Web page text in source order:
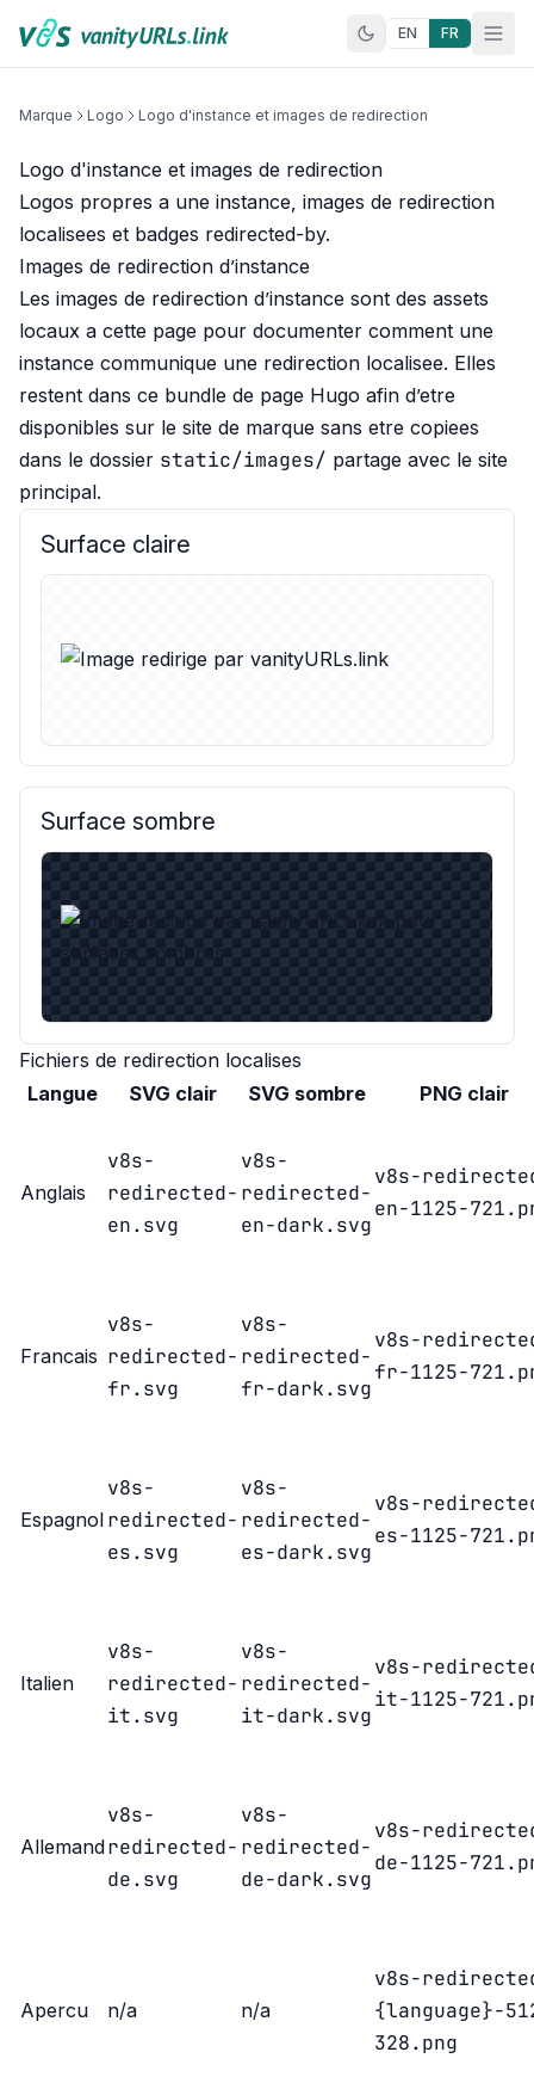
Aller au contenu
EN FR
Marque Logo Logo d'instance et images de redirection
Logo d'instance et images de redirection
Logos propres a une instance, images de redirection
localisees et badges redirected-by.
Images de redirection d’instance
Les images de redirection d’instance sont des assets
locaux a cette page pour documenter comment une
instance communique une redirection localisee. Elles
restent dans ce bundle de page Hugo afin d’etre
disponibles sur le site de marque sans etre copiees
dans le dossier static/images/ partage avec le site
principal.
Surface claire
Surface sombre
Fichiers de redirection localises
Langue
SVG clair SVG sombre PNG clair
Anglais
v8s-
redirected-
en.svg
v8s-
redirected-
en-dark.svg
v8s-
en-1125-
Francais
v8s-
redirected-
fr.svg
v8s-
redirected-
fr-dark.svg
v8s-
fr-1125-
Espagnol
v8s-
redirected-
es.svg
v8s-
redirected-
es-dark.svg
v8s-
es-1125-
Italien
v8s-
redirected-
it.svg
v8s-
redirected-
it-dark.svg
v8s-
it-1125-
Allemand
v8s-
redirected-
de.svg
v8s-
redirected-
de-dark.svg
v8s-
de-1125-
Apercu n/a n/a
v8s-
{language}-
328.png